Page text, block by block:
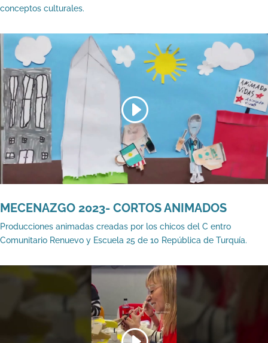
conceptos culturales.
MECENAZGO 2023- CORTOS ANIMADOS
Producciones animadas creadas por los chicos del C entro
Comunitario Renuevo y Escuela 25 de 10 República de Turquía.